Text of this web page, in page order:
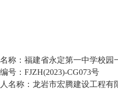
称：福建省永定第一中学校园
号：FJZH(2023)-CG073号
名称：龙岩市宏腾建设工程有